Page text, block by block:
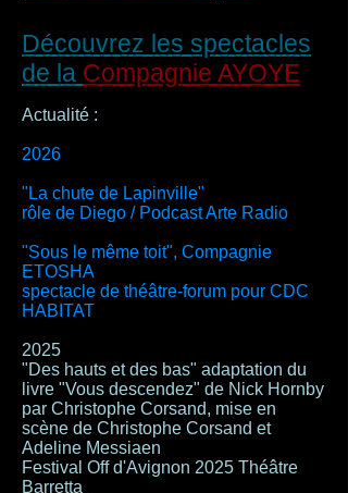
Découvrez les spectacles
de la Compagnie AYOYE
Actualité :
2026
"La chute de Lapinville"
​rôle de Diego / Podcast Arte Radio
"Sous le même toit", Compagnie
ETOSHA
spectacle de théâtre-forum pour CDC
HABITAT
2025
"Des hauts et des bas" adaptation du
livre "Vous descendez" de Nick Hornby
par Christophe Corsand, mise en
scène de Christophe Corsand et
Adeline Messiaen
Festival Off d'Avignon 2025 Théâtre
Barretta